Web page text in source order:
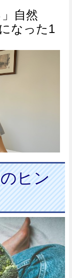
自然
なった1
ヒン